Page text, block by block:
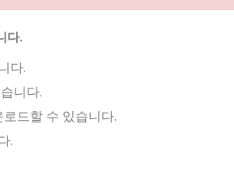
다.
다.
니다.
드할 수 있습니다.
.